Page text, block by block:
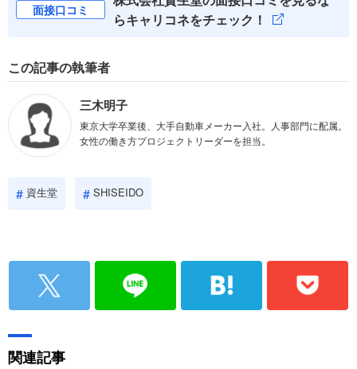
面接口コミ
らキャリコネをチェック！
この記事の執筆者
三木明子
東京大学卒業後、大手自動車メーカー入社。人事部門に配属。
女性の働き方プロジェクトリーダーを担当。
資生堂 SHISEIDO
関連記事